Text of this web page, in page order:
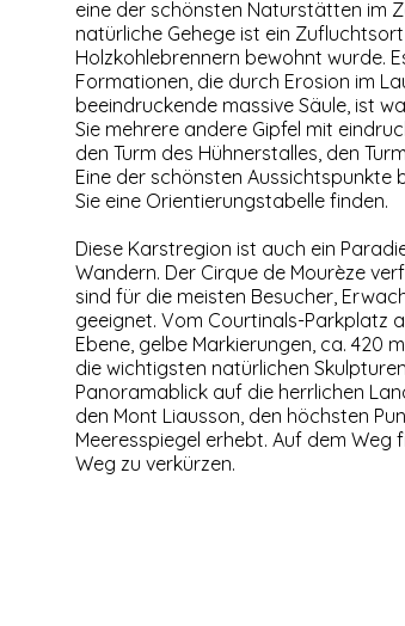
eine der schönsten Naturstätten im
natürliche Gehege ist ein
Holzkohlebrennern bewohnt wurde.
Formationen, die durch Erosion im
beeindruckende massive Säule, ist
Sie mehrere andere Gipfel mit
den Turm des Hühnerstalles, den
Eine der schönsten Aussichtspunkte
Sie eine Orientierungstabelle finden.
Diese Karstregion ist auch ein
Wandern. Der Cirque de Mourèze
sind für die meisten Besucher,
geeignet. Vom Courtinals-Parkplatz
Ebene, gelbe Markierungen, ca. 420
die wichtigsten natürlichen
Panoramablick auf die herrlichen
den Mont Liausson, den höchsten
Meeresspiegel erhebt. Auf dem Weg
Weg zu verkürzen.